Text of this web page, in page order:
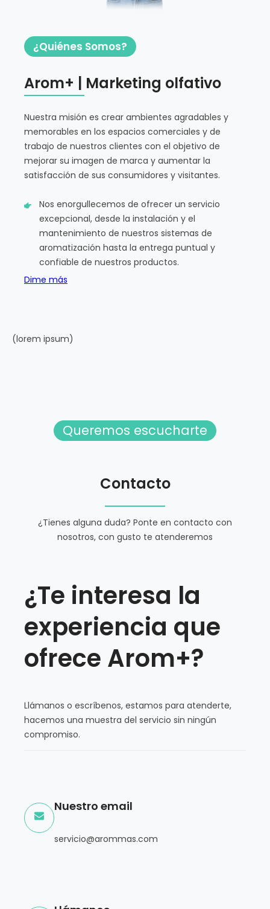
¿Quiénes Somos?
Arom+ | Marketing olfativo
Nuestra misión es crear ambientes agradables y
memorables en los espacios comerciales y de
trabajo de nuestros clientes con el objetivo de
mejorar su imagen de marca y aumentar la
satisfacción de sus consumidores y visitantes.
Nos enorgullecemos de ofrecer un servicio
excepcional, desde la instalación y el
mantenimiento de nuestros sistemas de
aromatización hasta la entrega puntual y
confiable de nuestros productos.
Dime más
(lorem ipsum)
Queremos escucharte
Contacto
¿Tienes alguna duda? Ponte en contacto con
nosotros, con gusto te atenderemos
¿Te interesa la
experiencia que
ofrece Arom+?
Llámanos o escríbenos, estamos para atenderte,
hacemos una muestra del servicio sin ningún
compromiso.
Nuestro email
servicio@arommas.com